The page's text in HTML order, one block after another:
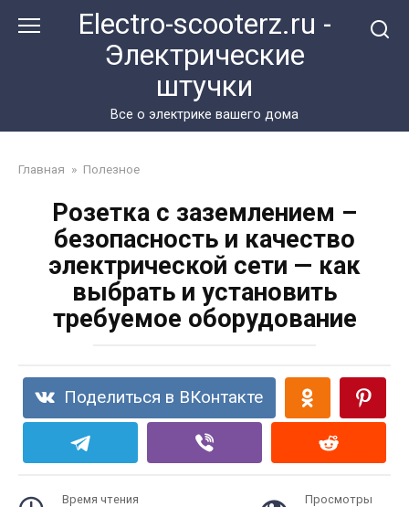
Electro-scooterz.ru -
Электрические
штучки
Все о электрике вашего дома
Главная » Полезное
Розетка с заземлением –
безопасность и качество
электрической сети — как
выбрать и установить
требуемое оборудование
Поделиться в ВКонтакте
Время чтения Просмотры